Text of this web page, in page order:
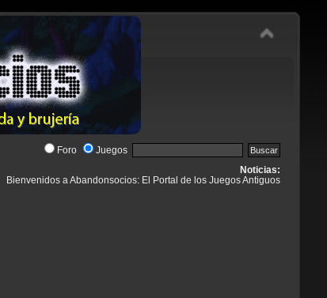
Foro Juegos
Noticias:
Bienvenidos a Abandonsocios: El Portal de los Juegos Antiguos